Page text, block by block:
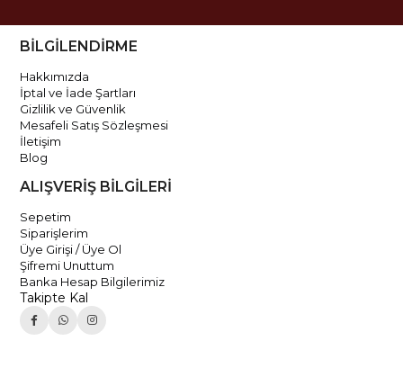
BİLGİLENDİRME
Hakkımızda
İptal ve İade Şartları
Gizlilik ve Güvenlik
Mesafeli Satış Sözleşmesi
İletişim
Blog
ALIŞVERİŞ BİLGİLERİ
Sepetim
Siparişlerim
Üye Girişi / Üye Ol
Şifremi Unuttum
Banka Hesap Bilgilerimiz
Takipte Kal